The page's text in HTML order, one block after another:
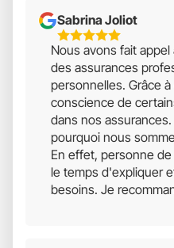
Sabrina Joliot
5
Étoiles
Sur
5
Nous avons fait
des assurances
personnelles. Grâce
conscience de
dans nos
pourquoi nous
En effet, personne
le temps d'expliquer
besoins. Je